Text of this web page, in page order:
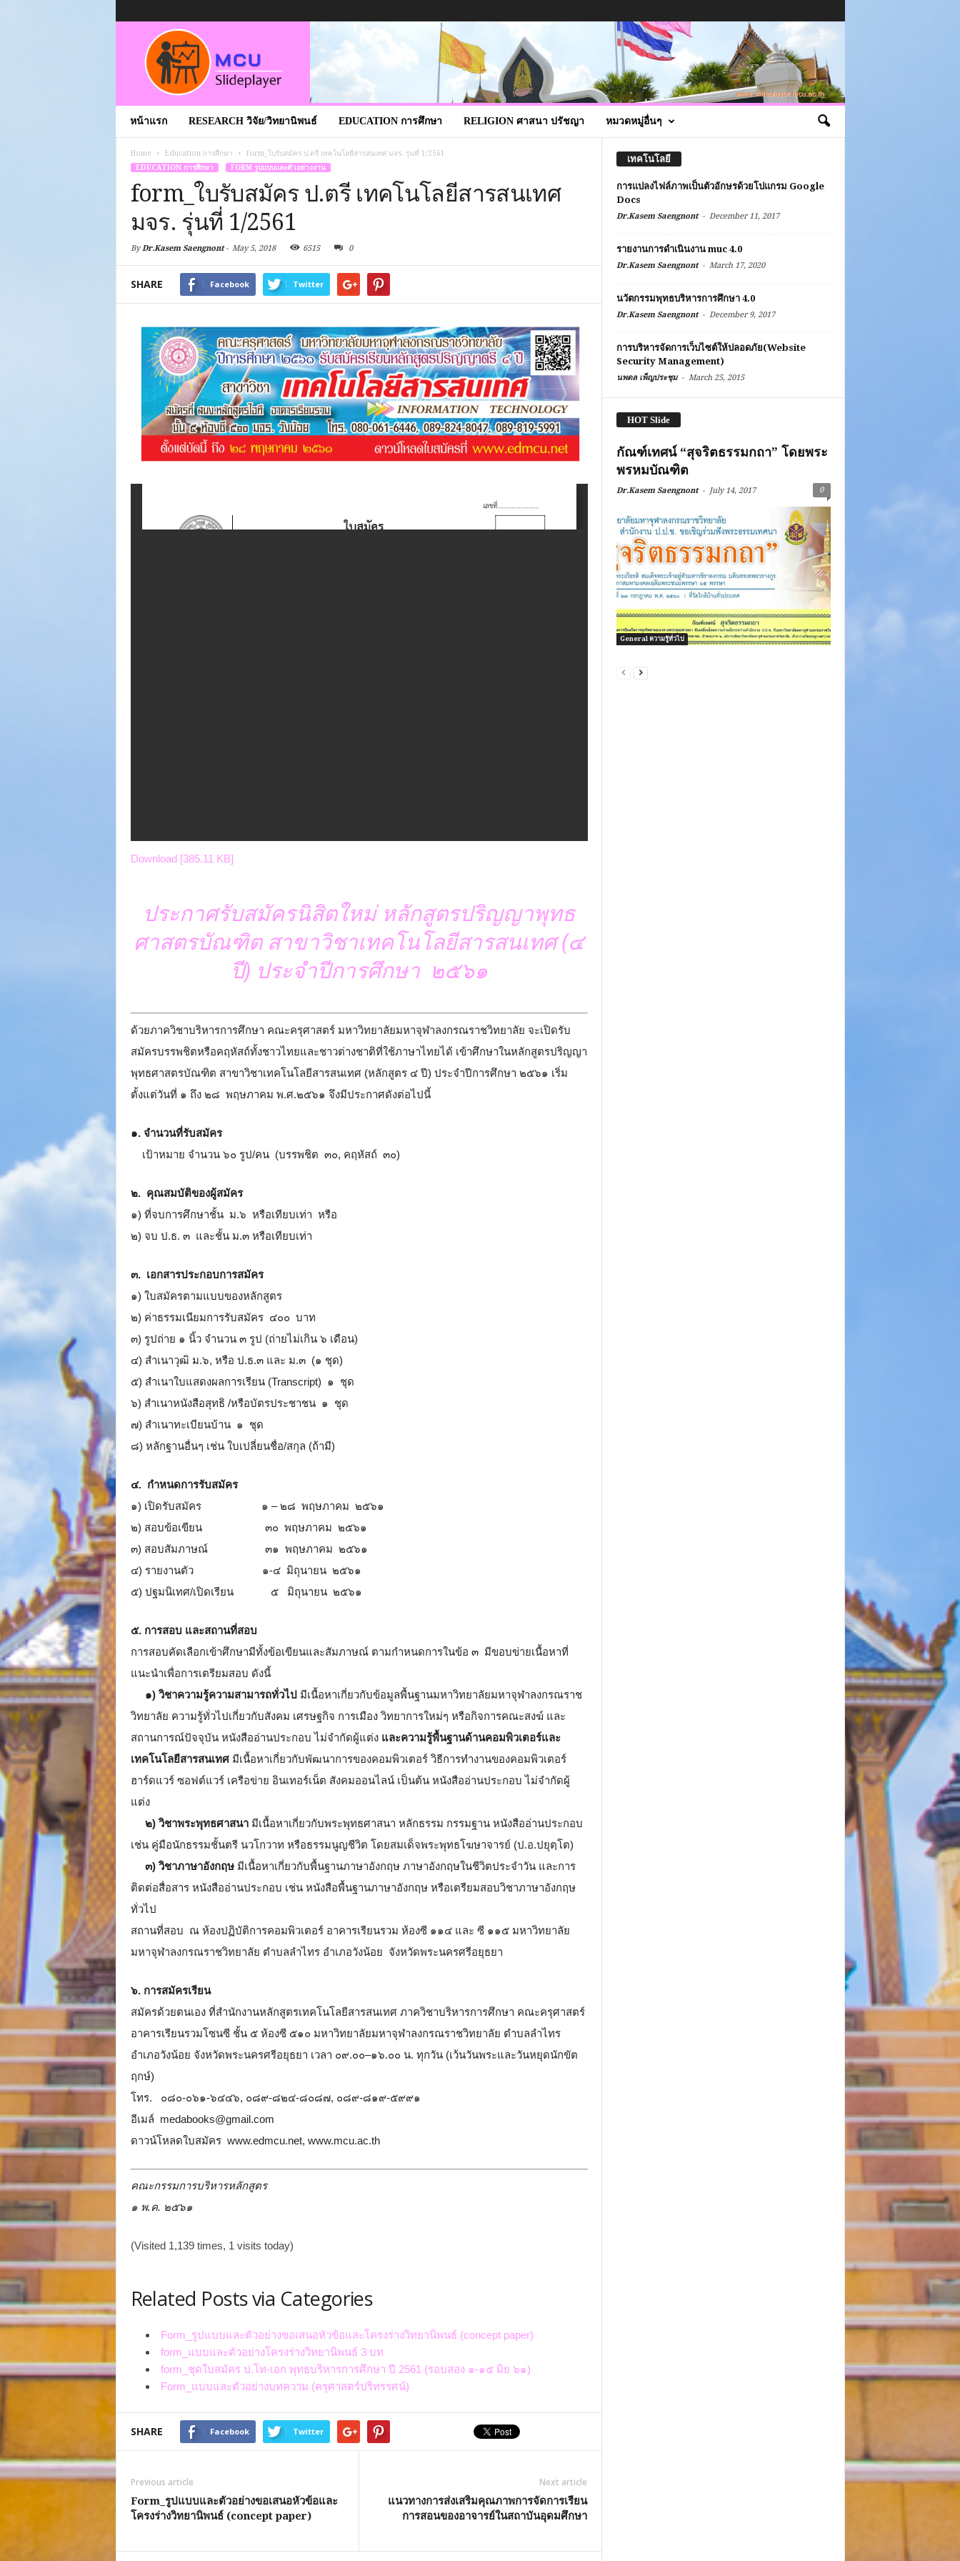
หน้าแรก RESEARCH วิจัย/วิทยานิพนธ์ EDUCATION การศึกษา RELIGION ศาสนา ปรัชญา หมวดหมู่อื่นๆ
Home Education การศึกษา
form_ใบรับสมัคร ป.ตรี เทคโนโลยีสารสนเทศ มจร. รุ่นที่ 1/2561
EDUCATION การศึกษา
FORM รูปแบบและตัวอย่างงาน
form_ใบรับสมัคร ป.ตรี เทคโนโลยีสารสนเทศ
มจร. รุ่นที่ 1/2561
ByDr.Kasem Saengnont- May 5, 2018 6515 0
SHARE Facebook Twitter
Download [385.11 KB]
ประกาศรับสมัครนิสิตใหม่ หลักสูตรปริญญาพุทธ
ศาสตรบัณฑิต สาขาวิชาเทคโนโลยีสารสนเทศ (๔
ปี) ประจำปีการศึกษา ๒๕๖๑
ด้วยภาควิชาบริหารการศึกษา คณะครุศาสตร์ มหาวิทยาลัยมหาจุฬาลงกรณราชวิทยาลัย จะเปิดรับ
สมัครบรรพชิตหรือคฤหัสถ์ทั้งชาวไทยและชาวต่างชาติที่ใช้ภาษาไทยได้ เข้าศึกษาในหลักสูตรปริญญา
พุทธศาสตรบัณฑิต สาขาวิชาเทคโนโลยีสารสนเทศ (หลักสูตร ๔ ปี) ประจำปีการศึกษา ๒๕๖๑ เริ่ม
ตั้งแต่วันที่ ๑ ถึง ๒๘ พฤษภาคม พ.ศ.๒๕๖๑ จึงมีประกาศดังต่อไปนี้
๑. จำนวนที่รับสมัคร
เป้าหมาย จำนวน ๖๐ รูป/คน (บรรพชิต ๓๐, คฤหัสถ์ ๓๐)
๒. คุณสมบัติของผู้สมัคร
๑) ที่จบการศึกษาชั้น ม.๖ หรือเทียบเท่า หรือ
๒) จบ ป.ธ. ๓ และชั้น ม.๓ หรือเทียบเท่า
๓. เอกสารประกอบการสมัคร
๑) ใบสมัครตามแบบของหลักสูตร
๒) ค่าธรรมเนียมการรับสมัคร ๔๐๐ บาท
๓) รูปถ่าย ๑ นิ้ว จำนวน ๓ รูป (ถ่ายไม่เกิน ๖ เดือน)
๔) สำเนาวุฒิ ม.๖, หรือ ป.ธ.๓ และ ม.๓ (๑ ชุด)
๕) สำเนาใบแสดงผลการเรียน (Transcript) ๑ ชุด
๖) สำเนาหนังสือสุทธิ /หรือบัตรประชาชน ๑ ชุด
๗) สำเนาทะเบียนบ้าน ๑ ชุด
๘) หลักฐานอื่นๆ เช่น ใบเปลี่ยนชื่อ/สกุล (ถ้ามี)
๔. กำหนดการรับสมัคร
๑) เปิดรับสมัคร ๑ – ๒๘ พฤษภาคม ๒๕๖๑
๒) สอบข้อเขียน ๓๐ พฤษภาคม ๒๕๖๑
๓) สอบสัมภาษณ์ ๓๑ พฤษภาคม ๒๕๖๑
๔) รายงานตัว ๑-๔ มิถุนายน ๒๕๖๑
๕) ปฐมนิเทศ/เปิดเรียน ๕ มิถุนายน ๒๕๖๑
๕. การสอบ และสถานที่สอบ
การสอบคัดเลือกเข้าศึกษามีทั้งข้อเขียนและสัมภาษณ์ ตามกำหนดการในข้อ ๓ มีขอบข่ายเนื้อหาที่
แนะนำเพื่อการเตรียมสอบ ดังนี้
๑) วิชาความรู้ความสามารถทั่วไป มีเนื้อหาเกี่ยวกับข้อมูลพื้นฐานมหาวิทยาลัยมหาจุฬาลงกรณราช
วิทยาลัย ความรู้ทั่วไปเกี่ยวกับสังคม เศรษฐกิจ การเมือง วิทยาการใหม่ๆ หรือกิจการคณะสงฆ์ และ
สถานการณ์ปัจจุบัน หนังสืออ่านประกอบ ไม่จำกัดผู้แต่ง และความรู้พื้นฐานด้านคอมพิวเตอร์และ
เทคโนโลยีสารสนเทศ มีเนื้อหาเกี่ยวกับพัฒนาการของคอมพิวเตอร์ วิธีการทำงานของคอมพิวเตอร์
ฮาร์ดแวร์ ซอฟต์แวร์ เครือข่าย อินเทอร์เน็ต สังคมออนไลน์ เป็นต้น หนังสืออ่านประกอบ ไม่จำกัดผู้
แต่ง
๒) วิชาพระพุทธศาสนา มีเนื้อหาเกี่ยวกับพระพุทธศาสนา หลักธรรม กรรมฐาน หนังสืออ่านประกอบ
เช่น คู่มือนักธรรมชั้นตรี นวโกวาท หรือธรรมนูญชีวิต โดยสมเด็จพระพุทธโฆษาจารย์ (ป.อ.ปยุตฺโต)
๓) วิชาภาษาอังกฤษมีเนื้อหาเกี่ยวกับพื้นฐานภาษาอังกฤษ ภาษาอังกฤษในชีวิตประจำวัน และการ
ติดต่อสื่อสาร หนังสืออ่านประกอบ เช่น หนังสือพื้นฐานภาษาอังกฤษ หรือเตรียมสอบวิชาภาษาอังกฤษ
ทั่วไป
สถานที่สอบ ณ ห้องปฏิบัติการคอมพิวเตอร์ อาคารเรียนรวม ห้องซี ๑๑๔ และ ซี ๑๑๕ มหาวิทยาลัย
มหาจุฬาลงกรณราชวิทยาลัย ตำบลลำไทร อำเภอวังน้อย จังหวัดพระนครศรีอยุธยา
๖. การสมัครเรียน
สมัครด้วยตนเอง ที่สำนักงานหลักสูตรเทคโนโลยีสารสนเทศ ภาควิชาบริหารการศึกษา คณะครุศาสตร์
อาคารเรียนรวมโซนซี ชั้น ๕ ห้องซี ๕๑๐ มหาวิทยาลัยมหาจุฬาลงกรณราชวิทยาลัย ตำบลลำไทร
อำเภอวังน้อย จังหวัดพระนครศรีอยุธยา เวลา ๐๙.๐๐–๑๖.๐๐ น. ทุกวัน (เว้นวันพระและวันหยุดนักขัต
ฤกษ์)
โทร. ๐๘๐-๐๖๑-๖๔๔๖, ๐๘๙-๘๒๔-๘๐๘๗, ๐๘๙-๘๑๙-๕๙๙๑
อีเมล์ medabooks@gmail.com
ดาวน์โหลดใบสมัคร www.edmcu.net, www.mcu.ac.th
คณะกรรมการบริหารหลักสูตร
๑ พ.ค. ๒๕๖๑
(Visited 1,139 times, 1 visits today)
Related Posts via Categories
Form_รูปแบบและตัวอย่างขอเสนอหัวข้อและโครงร่างวิทยานิพนธ์ (concept paper)
form_แบบและตัวอย่างโครงร่างวิทยานิพนธ์ 3 บท
form_ชุดใบสมัคร ป.โท-เอก พุทธบริหารการศึกษา ปี 2561 (รอบสอง ๑-๑๕ มิย ๖๑)
Form_แบบและตัวอย่างบทความ (ครุศาสตร์ปริทรรศน์)
SHARE Facebook Twitter
Previous article
Form_รูปแบบและตัวอย่างขอเสนอหัวข้อและ
โครงร่างวิทยานิพนธ์ (concept paper)
Next article
แนวทางการส่งเสริมคุณภาพการจัดการเรียน
การสอนของอาจารย์ในสถาบันอุดมศึกษา
เทคโนโลยี
การแปลงไฟล์ภาพเป็นตัวอักษรด้วยโปแกรม Google
Docs
Dr.Kasem Saengnont - December 11, 2017
รายงานการดำเนินงาน muc 4.0
Dr.Kasem Saengnont - March 17, 2020
นวัตกรรมพุทธบริหารการศึกษา 4.0
Dr.Kasem Saengnont - December 9, 2017
การบริหารจัดการเว็บไซต์ให้ปลอดภัย(Website
Security Management)
นพดล เพ็ญประชุม - March 25, 2015
HOT Slide
กัณฑ์เทศน์ “สุจริตธรรมกถา” โดยพระ
พรหมบัณฑิต
Dr.Kasem Saengnont - July 14, 2017 0
General ความรู้ทั่วไป